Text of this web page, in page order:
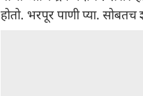
होतो. भरपूर पाणी प्या.